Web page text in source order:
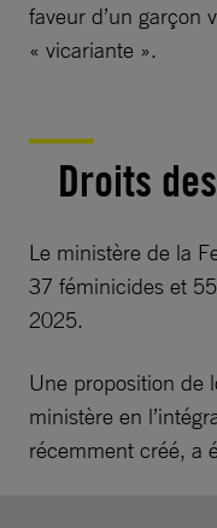
faveur d’un garçon
« vicariante ».
Droits
Le ministère de la
37 féminicides et
2025.
Une proposition de
ministère en
récemment créé, a